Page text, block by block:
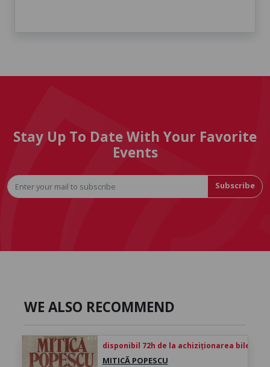
Stay Up To Date With Your Favorite
Events
Subscribe
WE ALSO RECOMMEND
disponibil 72h de la achiziționarea biletului
MITICĂ POPESCU